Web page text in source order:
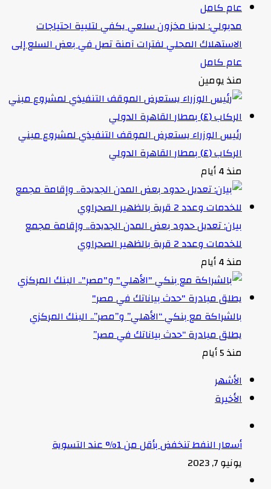
مدبولي: لدينا مخزون سلعي يكفي لتلبية احتياجات
الاستهلاك المحلي لفترات آمنة تصل في بعض السلع إلى
عام كامل
منذ يومين
رئيس الوزراء يستعرض الموقف التنفيذي لمشروع مبني
الركاب (٤) بمطار القاهرة الدولي
منذ 4 أيام
بيان: تعديل حدود بعض المدن الجديدة.. وإقامة مجمع
للخدمات وعدد 2 قرية بالظهير الصحراوي
منذ 4 أيام
بالشراكة مع بنكي “الأهلي” و”مصر”.. البنك المركزي
يطلق مبادرة “حدث بياناتك في مصر”
منذ 5 أيام
الأشهر
الأخيرة
أسعار النفط تنخفض بأقل من 1% عند التسوية
يونيو 7, 2023